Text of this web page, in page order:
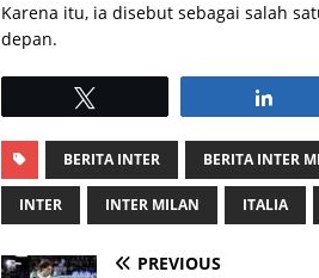
Karena itu, ia disebut sebagai salah
depan.
BERITA INTER BERITA INTER
INTER INTER MILAN ITALIA
PREVIOUS